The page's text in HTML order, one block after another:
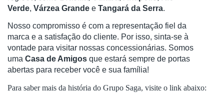
Verde, Várzea Grande e Tangará da Serra.
Nosso compromisso é com a representação fiel da
marca e a satisfação do cliente. Por isso, sinta-se à
vontade para visitar nossas concessionárias. Somos
uma Casa de Amigos que estará sempre de portas
abertas para receber você e sua família!
Para saber mais da história do Grupo Saga, visite o link abaixo: